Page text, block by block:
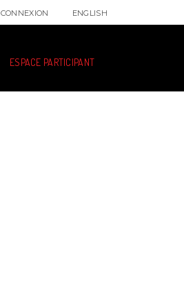
CONNEXION ENGLISH
ESPACE PARTICIPANT